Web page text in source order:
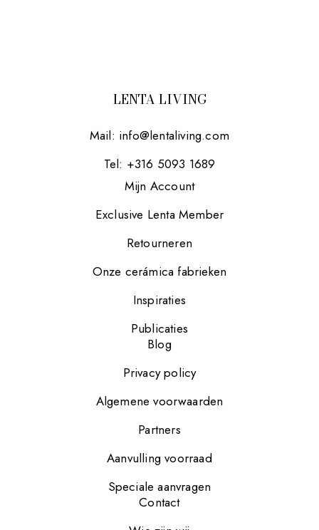
LENTA LIVING
Mail: info@lentaliving.com
Tel: +316 5093 1689
Mijn Account
Exclusive Lenta Member
Retourneren
Onze cerámica fabrieken
Inspiraties
Publicaties
Blog
Privacy policy
Algemene voorwaarden
Partners
Aanvulling voorraad
Speciale aanvragen
Contact